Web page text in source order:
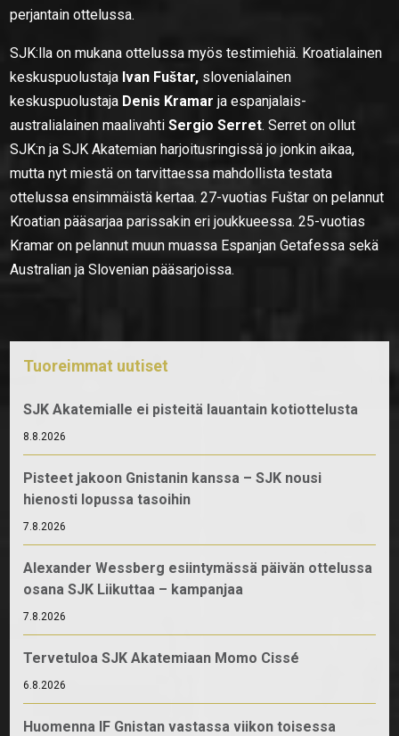
perjantain ottelussa.
SJK:lla on mukana ottelussa myös testimiehiä. Kroatialainen
keskuspuolustaja Ivan Fuštar, slovenialainen
keskuspuolustaja Denis Kramar ja espanjalais-
australialainen maalivahtiSergio Serret. Serret on ollut
SJK:n ja SJK Akatemian harjoitusringissä jo jonkin aikaa,
mutta nyt miestä on tarvittaessa mahdollista testata
ottelussa ensimmäistä kertaa. 27-vuotias Fuštar on pelannut
Kroatian pääsarjaa parissakin eri joukkueessa. 25-vuotias
Kramar on pelannut muun muassa Espanjan Getafessa sekä
Australian ja Slovenian pääsarjoissa.
Tuoreimmat uutiset
SJK Akatemialle ei pisteitä lauantain kotiottelusta
8.8.2026
Pisteet jakoon Gnistanin kanssa – SJK nousi
hienosti lopussa tasoihin
7.8.2026
Alexander Wessberg esiintymässä päivän ottelussa
osana SJK Liikuttaa – kampanjaa
7.8.2026
Tervetuloa SJK Akatemiaan Momo Cissé
6.8.2026
Huomenna IF Gnistan vastassa viikon toisessa